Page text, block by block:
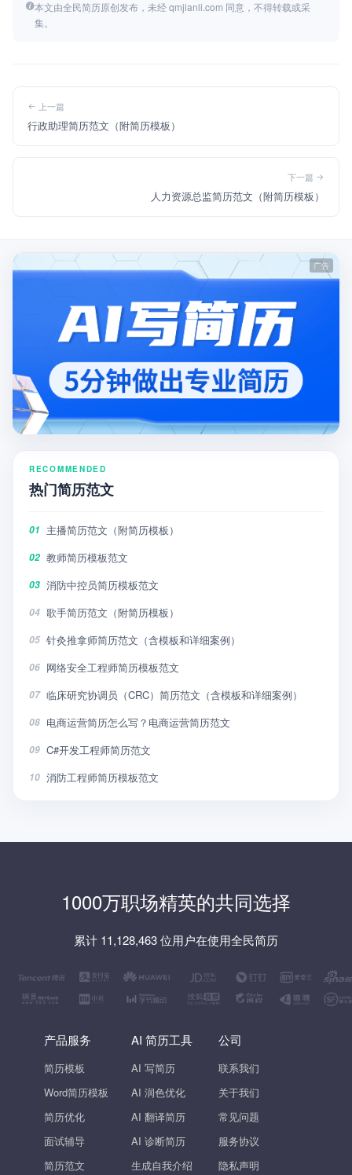
本文由全民简历原创发布，未经 qmjianli.com 同意，不得转载或采
集。
上一篇
行政助理简历范文（附简历模板）
下一篇
人力资源总监简历范文（附简历模板）
RECOMMENDED
热门简历范文
01 主播简历范文（附简历模板）
02 教师简历模板范文
03 消防中控员简历模板范文
04 歌手简历范文（附简历模板）
05 针灸推拿师简历范文（含模板和详细案例）
06 网络安全工程师简历模板范文
07 临床研究协调员（CRC）简历范文（含模板和详细案例）
08 电商运营简历怎么写？电商运营简历范文
09 C#开发工程师简历范文
10 消防工程师简历模板范文
1000万职场精英的共同选择
累计 11,128,463 位用户在使用全民简历
产品服务
简历模板
Word简历模板
简历优化
面试辅导
简历范文
AI 简历工具
AI 写简历
AI 润色优化
AI 翻译简历
AI 诊断简历
生成自我介绍
公司
联系我们
关于我们
常见问题
服务协议
隐私声明